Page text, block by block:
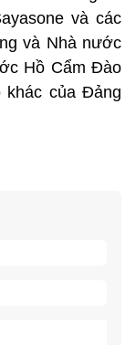
và các
và Nhà nước
Hồ Cẩm Đào
khác của Đảng